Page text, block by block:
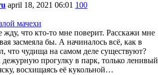
april 18, 2021 06:01 100
мачехи
жду, что кто-то мне поверит. Расскажи мне
засмеяла бы. А начиналось всё, как в
что чудища на самом деле существуют?
дежурную прогулку в парк, только ленивый
восхищаясь её кукольной…